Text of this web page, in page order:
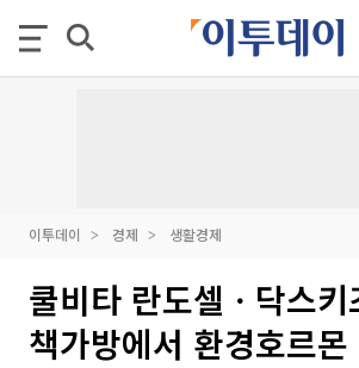
이투데이 경제 생활경제
쿨비타 란도셀ㆍ닥스키
책가방에서 환경호르